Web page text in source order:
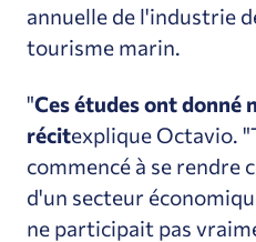
annuelle de l'industrie
tourisme marin.
"Ces études ont donné
récitexplique Octavio.
commencé à se rendre
d'un secteur
ne participait pas